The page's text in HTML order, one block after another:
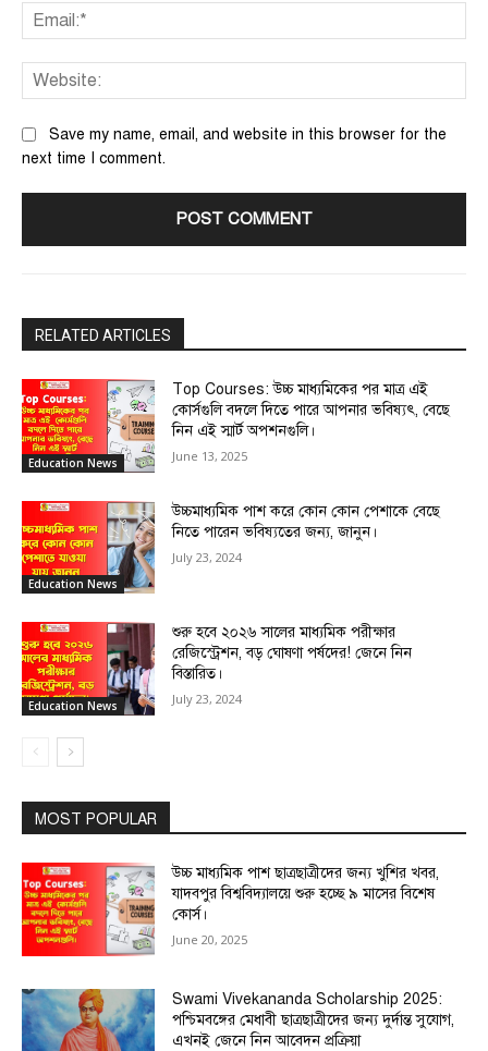
Save my name, email, and website in this browser for the
next time I comment.
RELATED ARTICLES
Education News
Top Courses: উচ্চ মাধ্যমিকের পর মাত্র এই
কোর্সগুলি বদলে দিতে পারে আপনার ভবিষ্যৎ, বেছে
নিন এই স্মার্ট অপশনগুলি।
June 13, 2025
Education News
উচ্চমাধ্যমিক পাশ করে কোন কোন পেশাকে বেছে
নিতে পারেন ভবিষ্যতের জন্য, জানুন।
July 23, 2024
Education News
শুরু হবে ২০২৬ সালের মাধ্যমিক পরীক্ষার
রেজিস্ট্রেশন, বড় ঘোষণা পর্ষদের! জেনে নিন
বিস্তারিত।
July 23, 2024
MOST POPULAR
উচ্চ মাধ্যমিক পাশ ছাত্রছাত্রীদের জন্য খুশির খবর,
যাদবপুর বিশ্ববিদ্যালয়ে শুরু হচ্ছে ৯ মাসের বিশেষ
কোর্স।
June 20, 2025
Swami Vivekananda Scholarship 2025:
পশ্চিমবঙ্গের মেধাবী ছাত্রছাত্রীদের জন্য দুর্দান্ত সুযোগ,
এখনই জেনে নিন আবেদন প্রক্রিয়া